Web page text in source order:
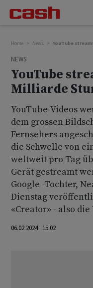
Home News YouTube
NEWS
YouTube
Milliarde
YouTube-Videos
dem grossen
Fernsehers
die Schwelle von
weltweit pro Tag
Gerät gestreamt
Google -Tochter,
Dienstag
«Creator» - also
06.02.2024 15:02